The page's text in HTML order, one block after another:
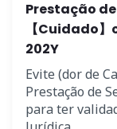
Prestação
【Cuidado
202Y
Evite (dor de
Prestação de
para ter